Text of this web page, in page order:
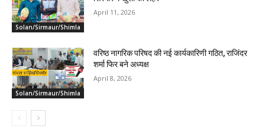
Solan/Sirmaur/Shimla
April 11, 2026
Solan/Sirmaur/Shimla
वरिष्ठ नागरिक परिषद की नई कार्यकारिणी गठित, राजिंदर
शर्मा फिर बने अध्यक्ष
April 8, 2026